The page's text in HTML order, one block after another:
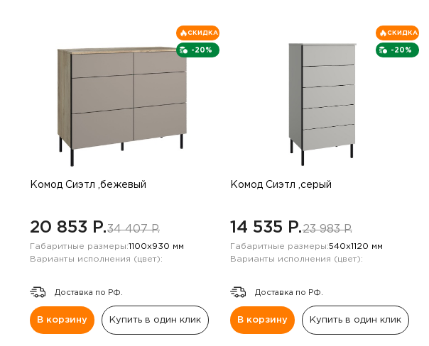
-20%
СКИДКА
Комод Сиэтл ,бежевый
20 853 P.34 407 P.
Габаритные размеры:1100х930 мм
Варианты исполнения (цвет):
Доставка по РФ.
В корзину Купить в один клик
-20%
СКИДКА
Комод Сиэтл ,серый
14 535 P.23 983 P.
Габаритные размеры:540х1120 мм
Варианты исполнения (цвет):
Доставка по РФ.
В корзину Купить в один клик